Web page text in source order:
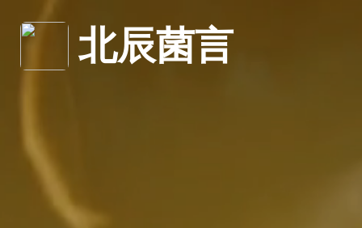
北辰菌言